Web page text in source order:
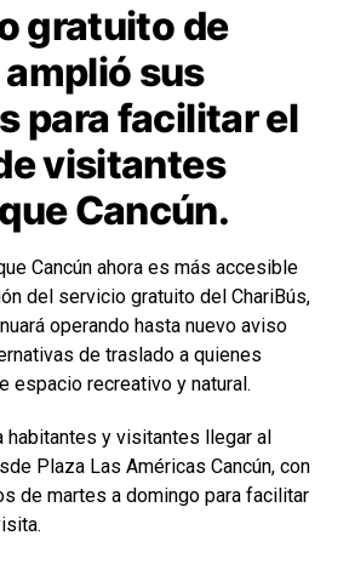
gratuito de
sus
para facilitar el
visitantes
Cancún.
Cancún ahora es más accesible
del servicio gratuito del ChariBús,
operando hasta nuevo aviso
de traslado a quienes
espacio recreativo y natural.
habitantes y visitantes llegar al
Plaza Las Américas Cancún, con
de martes a domingo para facilitar